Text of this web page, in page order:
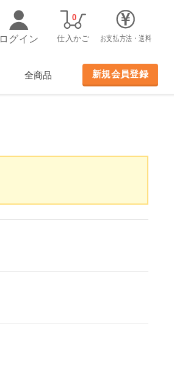
ログイン
仕入かご
0
お支払方法・送料
全商品 新規会員登録